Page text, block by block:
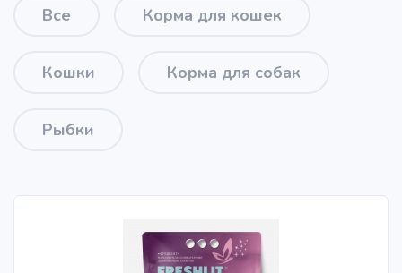
Все Корма для кошек
Кошки Корма для собак
Рыбки